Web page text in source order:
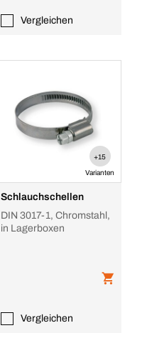
Vergleichen
+15
Varianten
Schlauchschellen
DIN 3017-1, Chromstahl,
in Lagerboxen
Vergleichen